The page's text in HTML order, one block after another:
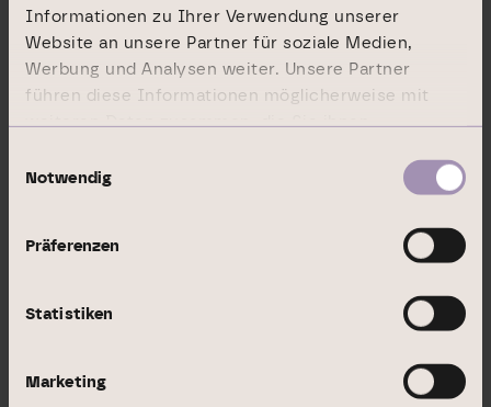
Informationen zu Ihrer Verwendung unserer
Website an unsere Partner für soziale Medien,
Werbung und Analysen weiter. Unsere Partner
führen diese Informationen möglicherweise mit
weiteren Daten zusammen, die Sie ihnen
Nutzung der Dienste gesammelt haben.
Notwendig
Präferenzen
Statistiken
Marketing
Name:
TRADEGATE
MIC:
TGAT
21.11.2019 Die DGAP Distributionsservices
Corporate News/Finanznachrichten und